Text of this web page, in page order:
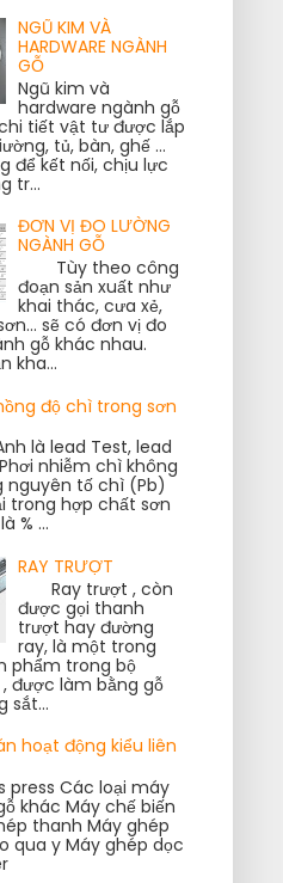
NGŨ KIM VÀ
HARDWARE NGÀNH
GỖ
Ngũ kim và
hardware ngành gỗ
tiết vật tư được lắp
tủ, bàn, ghế ...
để kết nối, chịu lực
tr...
ĐƠN VỊ ĐO LƯỜNG
NGÀNH GỖ
Tùy theo công
đoạn sản xuất như
khai thác, cưa xẻ,
sẽ có đơn vị đo
gỗ khác nhau.
kha...
độ chì trong sơn
là lead Test, lead
nhiễm chì không
nguyên tố chì (Pb)
trong hợp chất sơn
% ...
RAY TRƯỢT
Ray trượt , còn
được gọi thanh
trượt hay đường
ray, là một trong
phẩm trong bộ
được làm bằng gỗ
sắt...
hoạt động kiểu liên
press Các loại máy
khác Máy chế biến
thanh Máy ghép
qua y Máy ghép dọc